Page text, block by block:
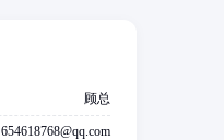
顾总
654618768@qq.com